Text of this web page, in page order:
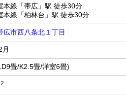
本線「帯広」駅 徒歩30分
本線「柏林台」駅 徒歩30分
広市西八条北１丁目
月
畳/K2.5畳/洋室6畳)
2